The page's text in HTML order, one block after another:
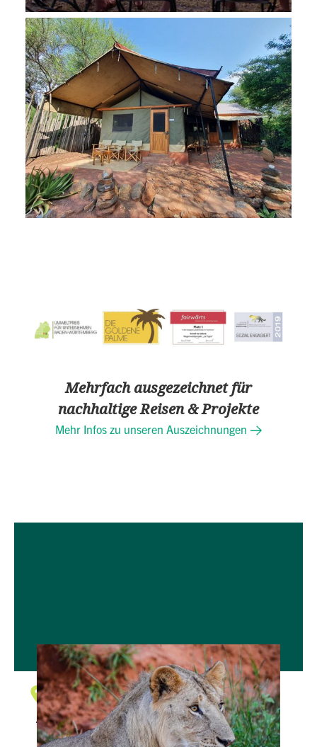
Mehrfach ausgezeichnet für
nachhaltige Reisen & Projekte
Mehr Infos zu unseren Auszeichnungen
Lion lying on the red ground in Tsavo East National park,
Kenya africa
Big 5 & viele weitere Tiere entdecken
Auf Safari den Big 5 ganz nah
Die ersten Sonnenstrahlen tauchen die Savanne